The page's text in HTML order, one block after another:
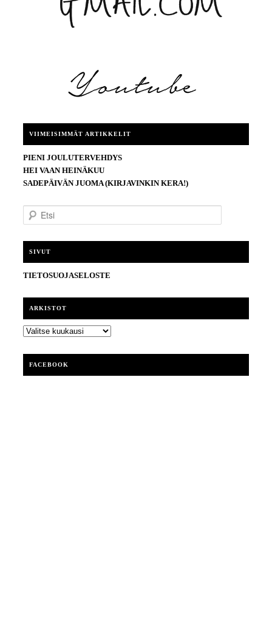
VIIMEISIMMÄT ARTIKKELIT
PIENI JOULUTERVEHDYS
HEI VAAN HEINÄKUU
SADEPÄIVÄN JUOMA (KIRJAVINKIN KERA!)
t
SIVUT
TIETOSUOJASELOSTE
ARKISTOT
ARKISTOT
FACEBOOK